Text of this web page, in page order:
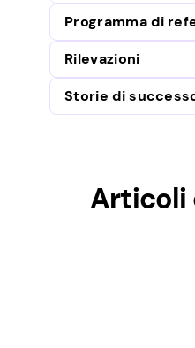
Programma di
Rilevazioni
Storie di
Articoli